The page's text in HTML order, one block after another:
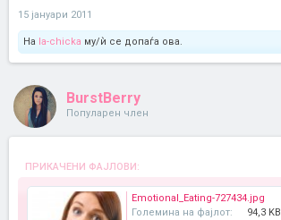
15 јануари 2011
На la-chicka му/ѝ се допаѓа ова.
BurstBerry
Популарен член
ПРИКАЧЕНИ ФАЈЛОВИ:
Emotional_Eating-727434.jpg
Големина на фајлот:
94,3 KB